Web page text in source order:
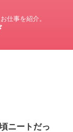
仕事を紹介。
ニートだっ